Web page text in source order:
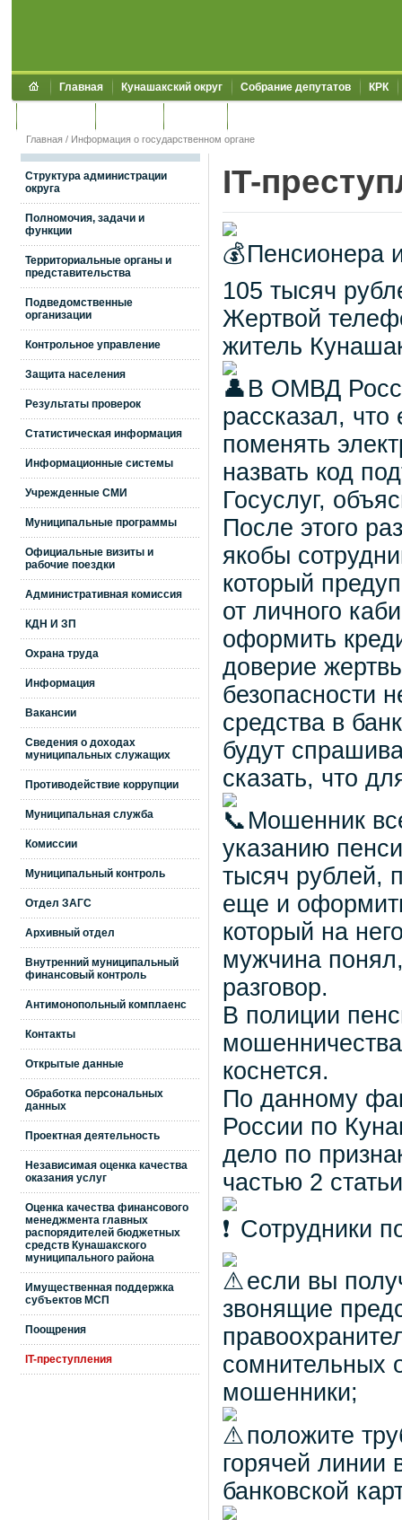
Главная Кунашакский округ Собрание депутатов КРК
Главная / Информация о государственном органе
Структура администрации
округа
Полномочия, задачи и
функции
Территориальные органы и
представительства
Подведомственные
организации
Контрольное управление
Защита населения
Результаты проверок
Статистическая информация
Информационные системы
Учрежденные СМИ
Муниципальные программы
Официальные визиты и
рабочие поездки
Административная комиссия
КДН И ЗП
Охрана труда
Информация
Вакансии
Сведения о доходах
муниципальных служащих
Противодействие коррупции
Муниципальная служба
Комиссии
Муниципальный контроль
Отдел ЗАГС
Архивный отдел
Внутренний муниципальный
финансовый контроль
Антимонопольный комплаенс
Контакты
Открытые данные
Обработка персональных
данных
Проектная деятельность
Независимая оценка качества
оказания услуг
Оценка качества финансового
менеджмента главных
распорядителей бюджетных
средств Кунашакского
муниципального района
Имущественная поддержка
субъектов МСП
Поощрения
IT-преступления
IT-
Пенсионера
105 тысяч
Жертвой
житель
В ОМВД
рассказал,
поменять
назвать код
Госуслуг,
После этого
якобы
который
от личного
оформить
доверие
безопасности
средства в
будут
сказать, что
Мошенник
указанию
тысяч рублей,
еще и
который на
мужчина
разговор.
В полиции
коснется.
По данному
России по
дело по
частью 2
Сотрудники
если вы
звонящие
сомнительных
мошенники;
положите
горячей линии
банковской